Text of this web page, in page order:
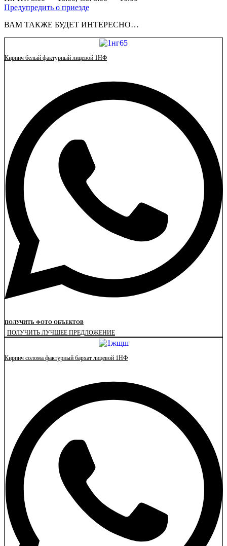
Предупредить о приезде
ВАМ ТАКЖЕ БУДЕТ ИНТЕРЕСНО…
Кирпич белый фактурный лицевой 1НФ
ПОЛУЧИТЬ ФОТО ОБЪЕКТОВ
ПОЛУЧИТЬ ЛУЧШЕЕ ПРЕДЛОЖЕНИЕ
Кирпич солома фактурный бархат лицевой 1НФ